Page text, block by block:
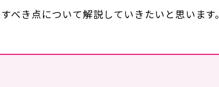
べき点について解説していきたいと思います。